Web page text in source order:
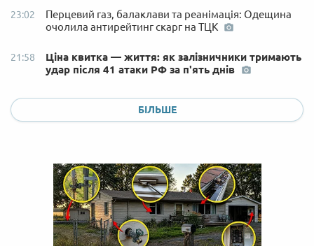
23:02
Перцевий газ, балаклави та реанімація: Одещина
очолила антирейтинг скарг на ТЦК
21:58
Ціна квитка — життя: як залізничники тримають
удар після 41 атаки РФ за п'ять днів
БІЛЬШЕ